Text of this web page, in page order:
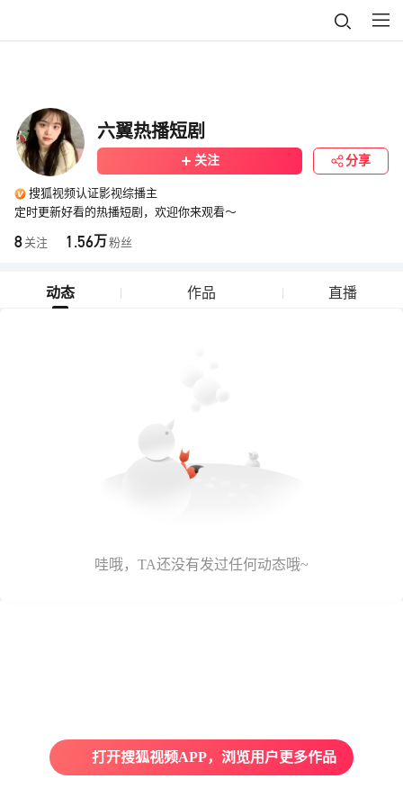
六翼热播短剧
关注 分享
搜狐视频认证影视综播主
定时更新好看的热播短剧，欢迎你来观看～
8 关注 1.56万 粉丝
动态 作品 直播
哇哦，TA还没有发过任何动态哦~
打开搜狐视频APP，浏览用户更多作品